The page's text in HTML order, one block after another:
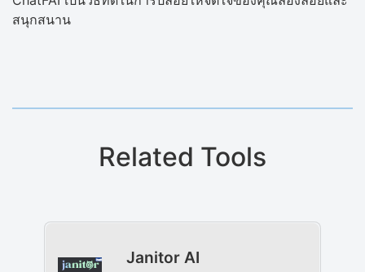
สนุกสนาน
Related Tools
Janitor AI